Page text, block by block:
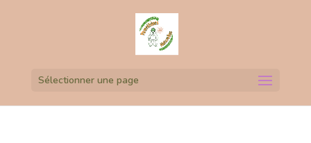
Sélectionner une page